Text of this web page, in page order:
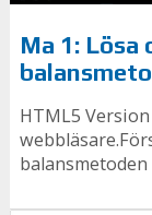
Ma 1:
HTML5
balansmetoden